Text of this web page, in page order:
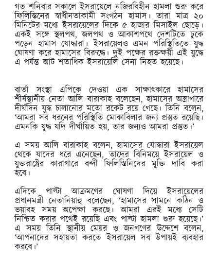
গত শনিবার সকালে ইসরায়েলে নজিরবিহীন হামলা শুরু করে
ফিলিস্তিনের স্বাধীনতাকামী সংগঠন হামাস। তারা মাত্র ২০
মিনিটের মধ্যে ইসরায়েলের দিকে ৫ হাজার মিসাইল ছোড়ে।
একই সঙ্গে স্থলপথ, জলপথ ও আকাশপথে দেশটিতে ঢুকে
পড়েন হামাস যোদ্ধারা। ইসরায়েলও এমন পরিস্থিতিতে যুদ্ধ
ঘোষণা করে হামাসের বিরুদ্ধে। দুই পক্ষের রক্তক্ষয়ী এই যুদ্ধে
এ পর্যন্ত আট শতাধিক ইসরায়েলি সেনা নিহত হয়েছে।
বার্তা সংস্থা এপিকে দেওয়া এক সাক্ষাৎকারে হামাসের
শীর্ষস্থানীয় নেতা আলি বারাকাহ বলেছেন, হামাসের অস্ত্রাগারে
দীর্ঘদিন যুদ্ধ চালানোর মতো রকেট রয়ে গেছে। তিনি বলেন,
‘আমরা সব ধরনের পরিস্থিতি মোকাবিলার জন্য প্রস্তুত রয়েছি।
এমনকি যুদ্ধ যদি দীর্ঘায়িত হয়, তার জন্যও আমরা প্রস্তুত।’
এ সময় আলি বারাকাহ বলেন, হামাসের যোদ্ধারা ইসরায়েল
থেকে যাদের ধরে এনেছেন, তাদের বিনিময়ে ইসরায়েল ও
যুক্তরাষ্ট্রের কারাগারে বন্দী ফিলিস্তিনিদের মুক্তি দাবি করা
হবে।
এদিকে পাল্টা আক্রমণের ঘোষণা দিয়ে ইসরায়েলের
প্রধানমন্ত্রী নেতানিয়াহু বলেছেন, ‘হামাসের সামনে কঠিন ও
ভয়াবহ সময় অপেক্ষা করছে। আমরা এরই মধ্যে সেটি
নিশ্চিত করার পথেই রয়েছি এবং পাল্টা হামলা শুরু হয়েছে।’
এ সময় তিনি স্থানীয় মেয়র ও জনগণের উদ্দেশে বলেন,
‘আপনাদের সহায়তা করতে ইসরায়েল সব উপায়ই ব্যবহার
করবে।’